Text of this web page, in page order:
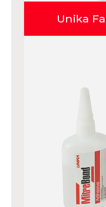
Unika